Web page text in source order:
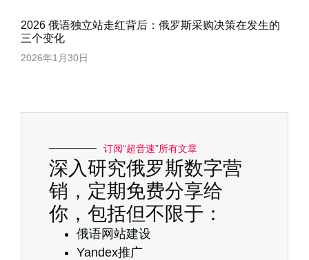
2026 俄语独立站走红背后：俄罗斯采购决策在发生的
三个变化
2026年1月30日
订阅“超音速”所有文章
深入研究俄罗斯数字营
销，定期免费分享给
你，包括但不限于：
俄语网站建设
Yandex推广